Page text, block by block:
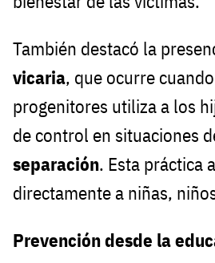
También destacó la
vicaria, que ocurre
progenitores utiliza a los
de control en situaciones
separación. Esta práctica
directamente a niñas,
Prevención desde la